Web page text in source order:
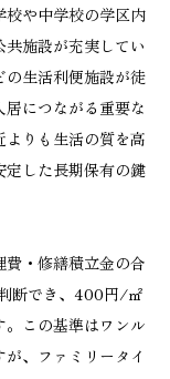
校や中学校の学区内
施設が充実してい
の生活利便施設が徒
につながる重要な
りも生活の質を高
定した長期保有の鍵
・修繕積立金の合
断でき、400円/㎡
この基準はワンル
、ファミリータイ